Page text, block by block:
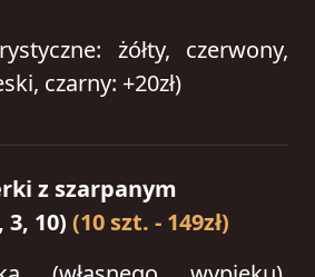
żółty, czerwony,
czarny: +20zł)
z szarpanym
10) (10 szt. - 149zł)